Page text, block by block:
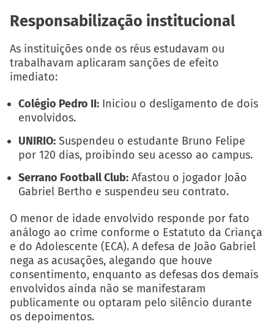
Responsabilização institucional
As instituições onde os réus estudavam ou
trabalhavam aplicaram sanções de efeito
imediato:
Colégio Pedro II: Iniciou o desligamento de dois
envolvidos.
UNIRIO: Suspendeu o estudante Bruno Felipe
por 120 dias, proibindo seu acesso ao campus.
Serrano Football Club: Afastou o jogador João
Gabriel Bertho e suspendeu seu contrato.
O menor de idade envolvido responde por fato
análogo ao crime conforme o Estatuto da Criança
e do Adolescente (ECA). A defesa de João Gabriel
nega as acusações, alegando que houve
consentimento, enquanto as defesas dos demais
envolvidos ainda não se manifestaram
publicamente ou optaram pelo silêncio durante
os depoimentos.